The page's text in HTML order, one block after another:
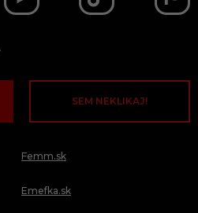
SEM NEKLIKAJ!
Femm.sk
Emefka.sk